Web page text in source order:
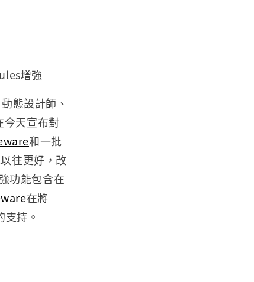
增強
態設計師、
天宣布對
和一批
往更好，改
功能包含在
在將
支持。